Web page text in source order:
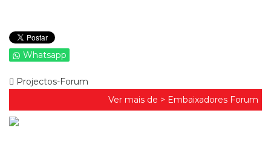
Whatsapp
Projectos-Forum
Ver mais de > Embaixadores Forum